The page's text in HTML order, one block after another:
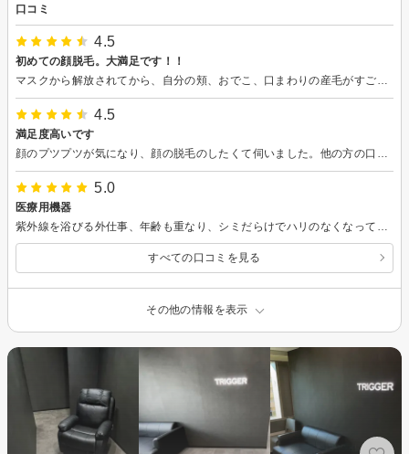
口コミ
4.5
初めての顔脱毛。大満足です！！
4.5
満足度高いです
5.0
医療用機器
すべての口コミを見る
その他の情報を表示